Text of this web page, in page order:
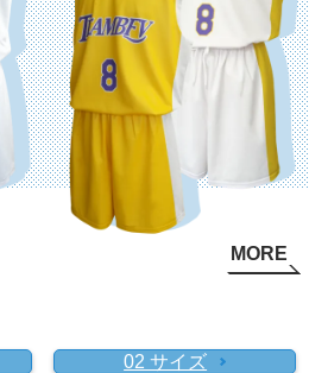
MORE
02 サイズ